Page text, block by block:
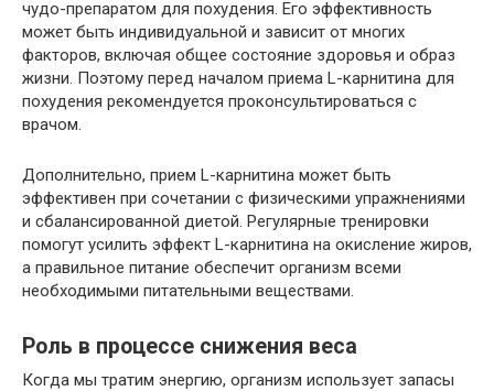
чудо-препаратом для похудения. Его эффективность
может быть индивидуальной и зависит от многих
факторов, включая общее состояние здоровья и образ
жизни. Поэтому перед началом приема L-карнитина для
похудения рекомендуется проконсультироваться с
врачом.
Дополнительно, прием L-карнитина может быть
эффективен при сочетании с физическими упражнениями
и сбалансированной диетой. Регулярные тренировки
помогут усилить эффект L-карнитина на окисление жиров,
а правильное питание обеспечит организм всеми
необходимыми питательными веществами.
Роль в процессе снижения веса
Когда мы тратим энергию, организм использует запасы